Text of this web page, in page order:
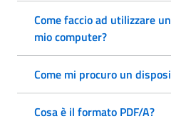
Come faccio ad utilizzare
mio computer?
Come mi procuro un
Cosa è il formato PDF/A?